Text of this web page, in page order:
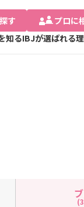
す プロに
知るIBJが選ばれる